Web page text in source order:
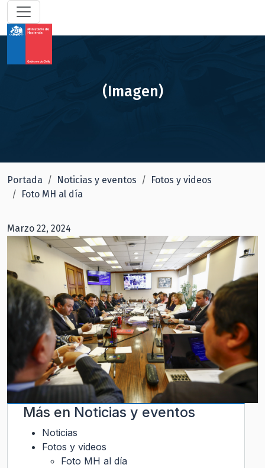
(Imagen)
Portada Noticias y eventos
Fotos y videos
Foto MH al día
Marzo 22, 2024
Más en Noticias y eventos
Noticias
Fotos y videos
Foto MH al día